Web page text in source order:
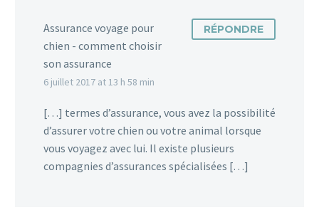
Assurance voyage pour
chien - comment choisir
son assurance
6 juillet 2017 at 13 h 58 min
RÉPONDRE
[…] termes d’assurance, vous avez la possibilité
d’assurer votre chien ou votre animal lorsque
vous voyagez avec lui. Il existe plusieurs
compagnies d’assurances spécialisées […]